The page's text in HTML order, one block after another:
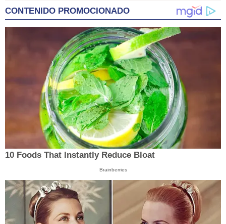
CONTENIDO PROMOCIONADO
10 Foods That Instantly Reduce Bloat
Brainberries